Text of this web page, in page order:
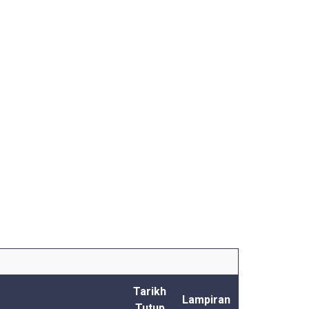
Tarikh
Lampiran